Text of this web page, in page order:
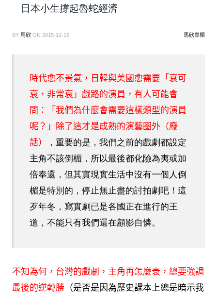
日本小生撐起魯蛇經濟
BY 馬欣 ON 2015-12-16 馬欣專欄
時代愈不景氣，日韓與美國愈需要「衰可
衰，非常衰」戲路的演員，有人可能會
問：「我們為什麼會需要這樣類型的演員
呢？」除了這才是成熟的演藝圈外（廢
話）
，重要的是，我們之前的戲劇都設定
主角不該倒楣，所以最後都化險為夷或加
倍奉還，但其實現實生活中沒有一個人倒
楣是特別的，停止無止盡的討拍劇吧！這
歹年冬，寫實劇已是各國正在進行的王
道，不能只有我們還在顧影自憐。
不知為何，台灣的戲劇，主角再怎麼衰，總要強調
最後的逆轉勝 （是否是因為歷史課本上總是暗示我